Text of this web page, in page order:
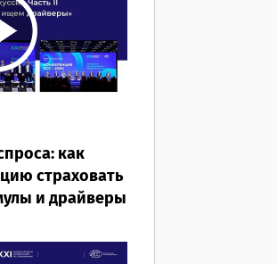
как
страховать
и драйверы